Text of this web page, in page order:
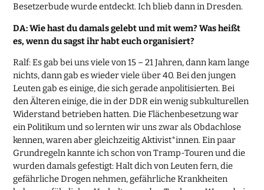
Besetzerbude wurde entdeckt. Ich blieb dann in Dresden.
DA: Wie hast du damals gelebt und mit wem? Was heißt
es, wenn du sagst ihr habt euch organisiert?
Ralf: Es gab bei uns viele von 15 – 21 Jahren, dann kam lange
nichts, dann gab es wieder viele über 40. Bei den jungen
Leuten gab es einige, die sich gerade anpolitisierten. Bei
den Älteren einige, die in der DDR ein wenig subkulturellen
Widerstand betrieben hatten. Die Flächenbesetzung war
ein Politikum und so lernten wir uns zwar als Obdachlose
kennen, waren aber gleichzeitig Aktivist*innen. Ein paar
Grundregeln kannte ich schon von Tramp-Touren und die
wurden damals gefestigt: Halt dich von Leuten fern, die
gefährliche Drogen nehmen, gefährliche Krankheiten